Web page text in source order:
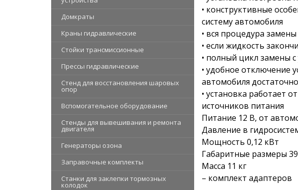
Домкраты
Краны гидравлические
Стойки трансмиссионные
Прессы гидравлические
Стенд для восстановления шаровых
опор
Вспомогательное оборудование
Стенды для вывешивания и ремонта
двигателя
Генераторы озона
Заправочные комплекты
Станки для заклепки тормозных
колодок
• конструктивные
систему автомобиля
• вся процедура
• если жидкость
• полный цикл замены
• удобное отключение
автомобиля
• установка работает
источников питания
Питание 12 В, от
Давление в
Мощность 0,12 кВт
Габаритные размеры
Масса 11 кг
– комплект адаптеров